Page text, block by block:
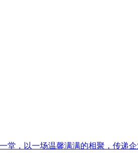
，以一场温馨满满的相聚，传递